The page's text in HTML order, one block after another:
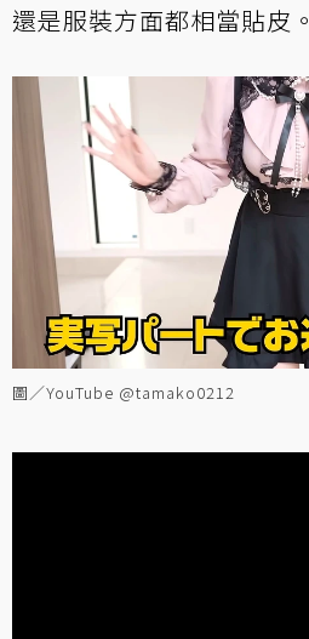
還是服裝方面都相當貼皮。
圖／YouTube @tamako0212